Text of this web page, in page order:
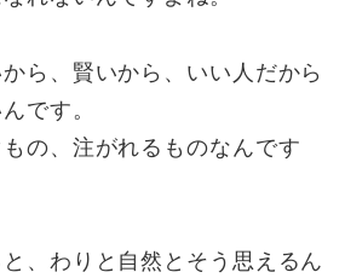
ら、賢いから、いい人だから
です。
の、注がれるものなんです
、わりと自然とそう思えるん